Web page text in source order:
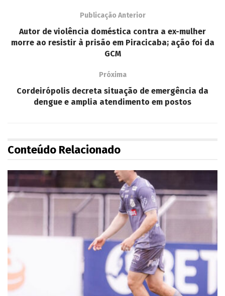
Publicação Anterior
Autor de violência doméstica contra a ex-mulher
morre ao resistir à prisão em Piracicaba; ação foi da
GCM
Próxima
Cordeirópolis decreta situação de emergência da
dengue e amplia atendimento em postos
Conteúdo Relacionado